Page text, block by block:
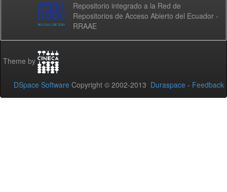
Repositorio integrado a la Red de
Repositorios de Acceso Abierto del Ecuador -
RRAAE
Theme by
DSpace Software Copyright © 2002-2013 Duraspace - Feedback